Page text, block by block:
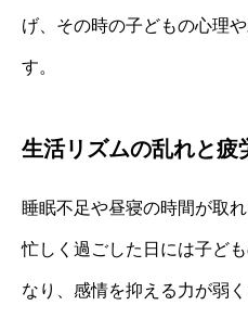
げ、その時の子どもの心理
す。
生活リズムの乱れと疲
睡眠不足や昼寝の時間が取
忙しく過ごした日には子ど
なり、感情を抑える力が弱